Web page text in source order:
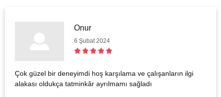
Onur
6 Şubat 2024
Çok güzel bir deneyimdi hoş karşılama ve çalışanların ilgi
alakası oldukça tatminkâr ayrılmamı sağladı